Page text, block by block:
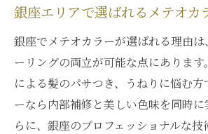
銀座エリアで選ばれるメテオカ
銀座でメテオカラーが選ばれる理由は
ーリングの両立が可能な点にありま
による髪のパサつき、うねりに悩む方
ーなら内部補修と美しい色味を同時に
らに、銀座のプロフェッショナルな技